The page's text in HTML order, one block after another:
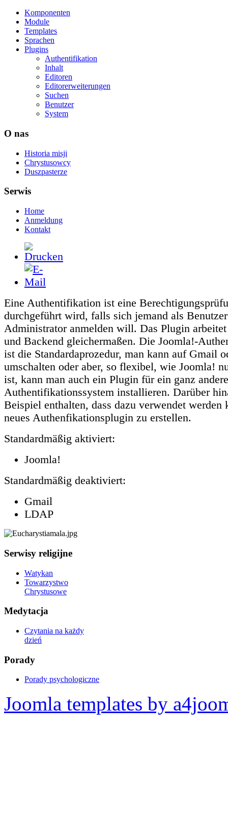
Komponenten
Module
Templates
Sprachen
Plugins
Authentifikation
Inhalt
Editoren
Editorerweiterungen
Suchen
Benutzer
System
O nas
Historia misji
Chrystusowcy
Duszpasterze
Serwis
Home
Anmeldung
Kontakt
Eine Authentifikation ist eine
durchgeführt wird, falls sich jemand als
Administrator anmelden will. Das Plugin
und Backend gleichermaßen. Die Joomla!-
ist die Standardaprozedur, man kann auf Gmail
umschalten oder aber, so flexibel, wie Joomla!
ist, kann man auch ein Plugin für ein ganz
Authentifikationssystem installieren. Darüber
Beispiel enthalten, dass dazu verwendet werden
neues Authenfikationsplugin zu erstellen.
Standardmäßig aktiviert:
Joomla!
Standardmäßig deaktiviert:
Gmail
LDAP
Serwisy religijne
Watykan
Towarzystwo
Chrystusowe
Medytacja
Czytania na każdy
dzień
Porady
Porady psychologiczne
Joomla templates by